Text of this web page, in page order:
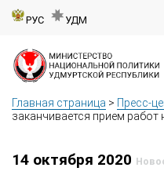
РУС УДМ
Главная страница > Пресс-
заканчивается прием работ
14 октября 2020